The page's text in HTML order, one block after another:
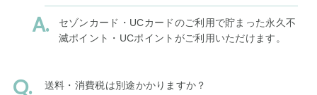
セゾンカード・UCカードのご利用で貯まった永久不
滅ポイント・UCポイントがご利用いただけます。
送料・消費税は別途かかりますか？